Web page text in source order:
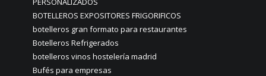
BOTELLEROS EXPOSITORES FRIGORIFICOS
botelleros gran formato para restaurantes
Botelleros Refrigerados
botelleros vinos hostelería madrid
Bufés para empresas